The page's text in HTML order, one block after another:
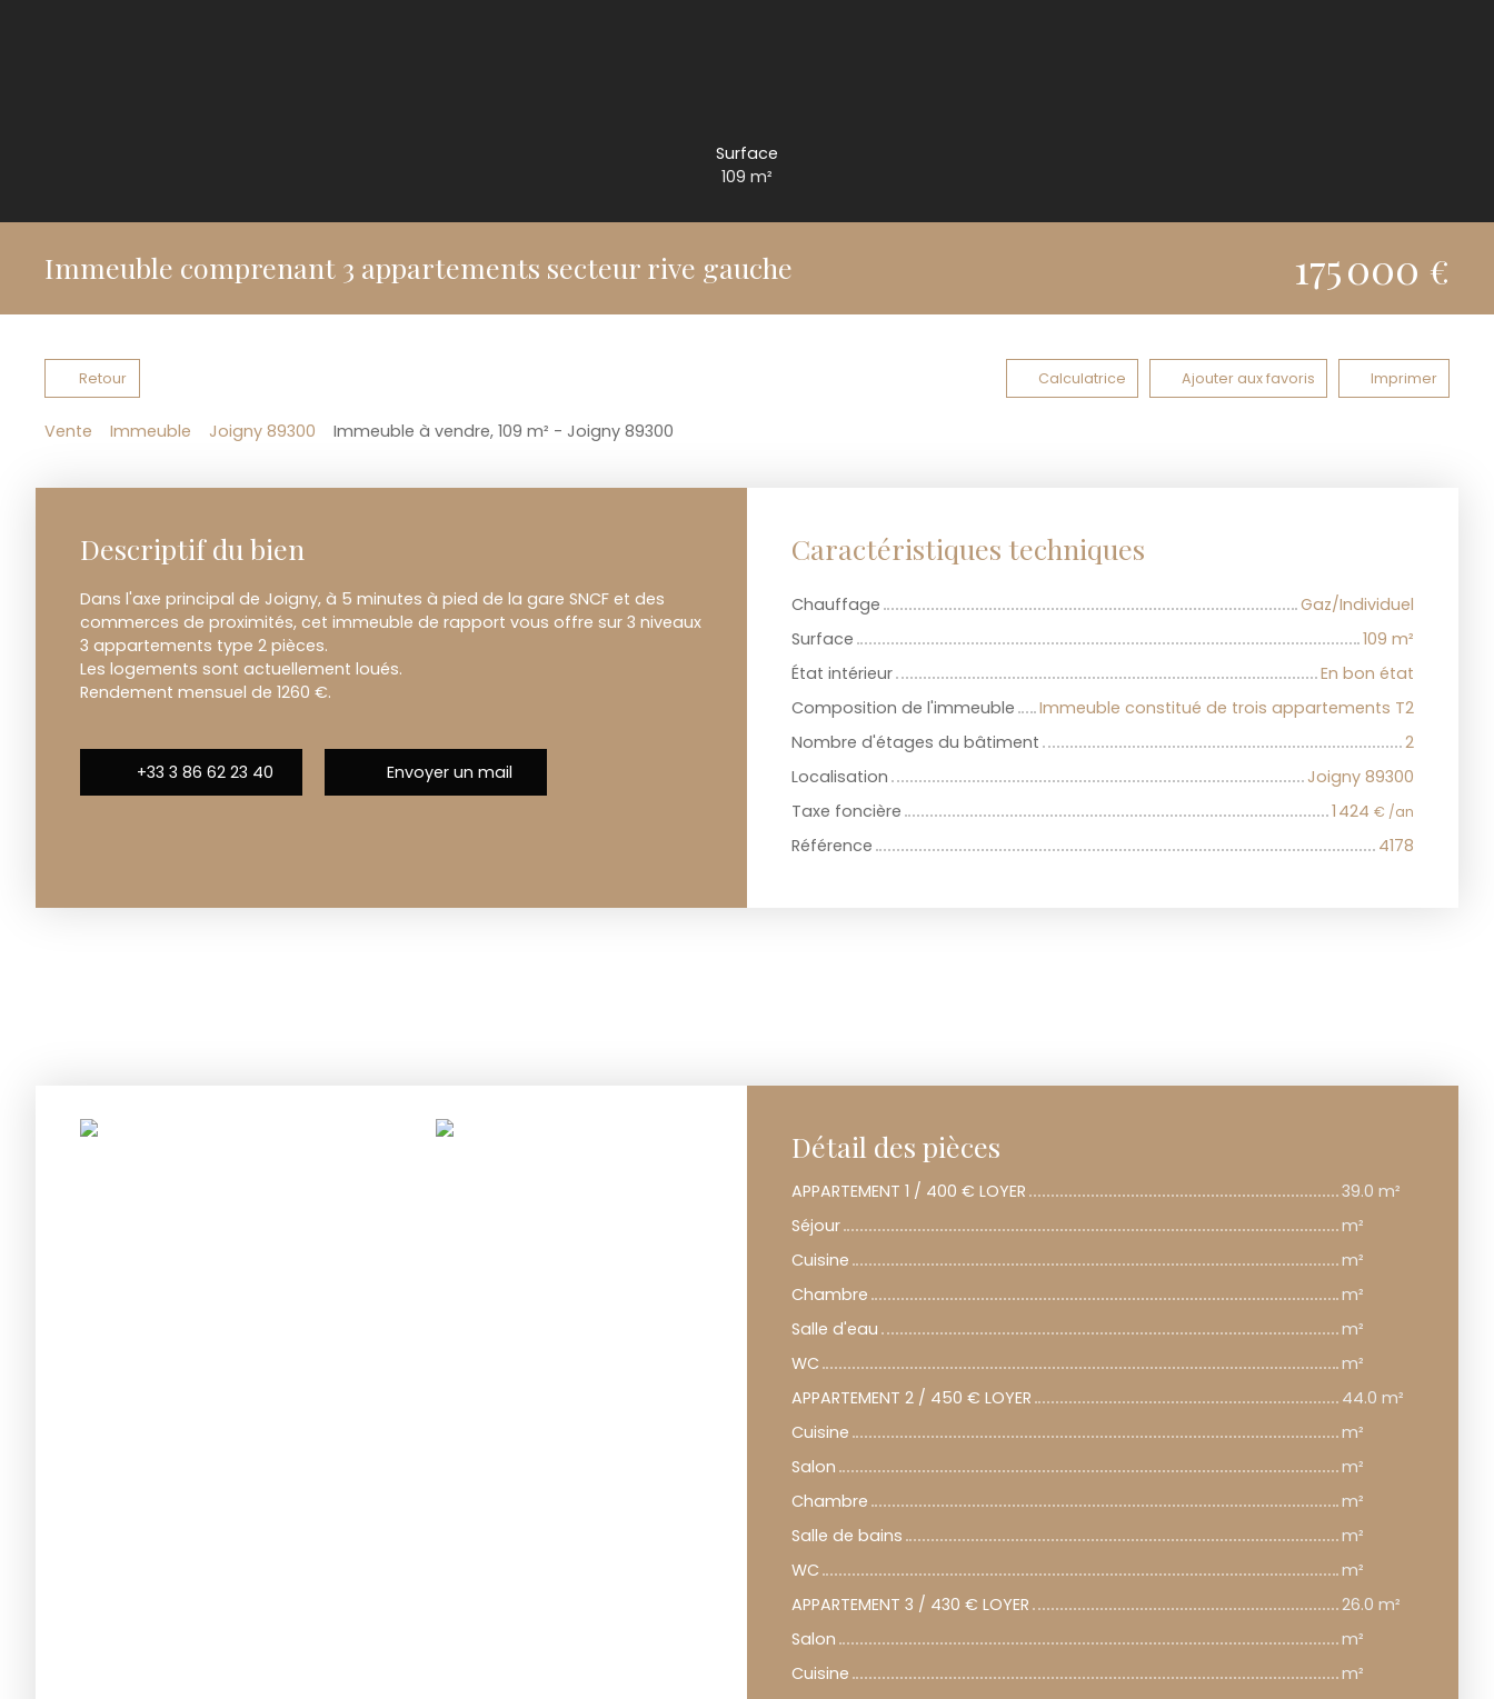
Surface
109 m²
Immeuble comprenant 3 appartements secteur rive gauche 175 000 €
Retour Calculatrice Ajouter aux favoris Imprimer
Vente Immeuble Joigny 89300 Immeuble à vendre, 109 m² - Joigny 89300
Descriptif du bien
Dans l'axe principal de Joigny, à 5 minutes à pied de la gare SNCF et des
commerces de proximités, cet immeuble de rapport vous offre sur 3 niveaux
3 appartements type 2 pièces.
Les logements sont actuellement loués.
Rendement mensuel de 1260 €.
+33 3 86 62 23 40 Envoyer un mail
Caractéristiques techniques
Chauffage
Gaz/Individuel
Surface
109 m²
État intérieur
En bon état
Composition de l'immeuble
Immeuble constitué de trois appartements T2
Nombre d'étages du bâtiment
2
Localisation
Joigny 89300
Taxe foncière
1 424 € /an
Référence 4178
Détail des pièces
APPARTEMENT 1 / 400 € LOYER
39.0 m²
Séjour
m²
Cuisine
m²
Chambre
m²
Salle d'eau
m²
WC
m²
APPARTEMENT 2 / 450 € LOYER
44.0 m²
Cuisine
m²
Salon
m²
Chambre
m²
Salle de bains
m²
WC
m²
APPARTEMENT 3 / 430 € LOYER
26.0 m²
Salon
m²
Cuisine
m²